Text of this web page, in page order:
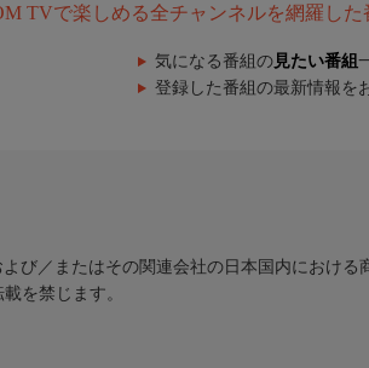
TVで楽しめる全チャンネルを網羅した
気になる番組の 見たい番組
登録した番組の最新情報を
び／またはその関連会社の日本国内における
を禁じます。